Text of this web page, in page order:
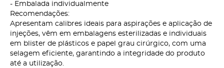
- Embalada individualmente
Recomendações:
Apresentam calibres ideais para aspirações e aplicação de
injeções, vêm em embalagens esterilizadas e individuais
em blister de plásticos e papel grau cirúrgico, com uma
selagem eficiente, garantindo a integridade do produto
até a utilização.